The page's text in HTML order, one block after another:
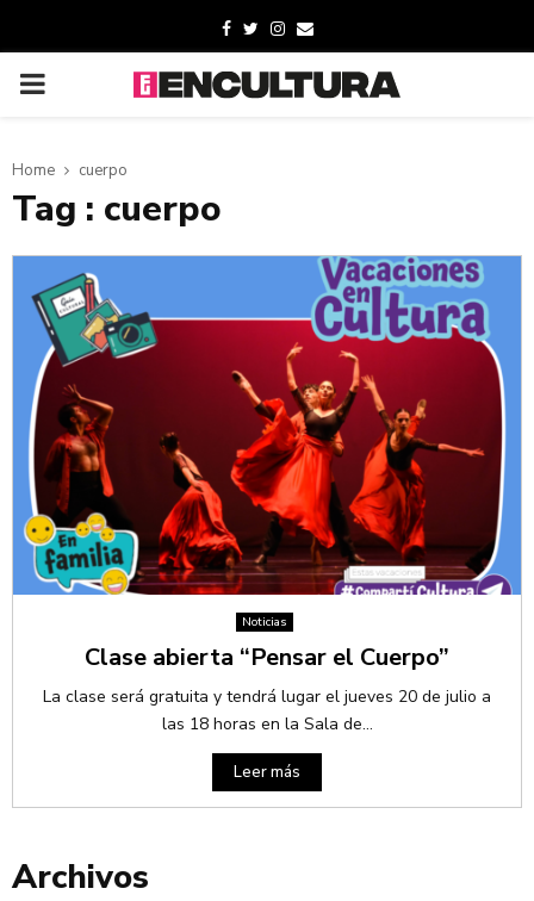
Home cuerpo
Tag : cuerpo
Noticias
Clase abierta “Pensar el Cuerpo”
La clase será gratuita y tendrá lugar el jueves 20 de julio a
las 18 horas en la Sala de...
Leer más
Archivos